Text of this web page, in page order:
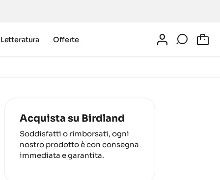
Letteratura Offerte
Acquista su Birdland
Soddisfatti o rimborsati, ogni
nostro prodotto è con consegna
immediata e garantita.